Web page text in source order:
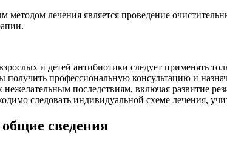
методом лечения является проведение
и детей антибиотики следует применять
получить профессиональную консультацию и
нежелательным последствиям, включая развитие
следовать индивидуальной схеме лечения,
сведения